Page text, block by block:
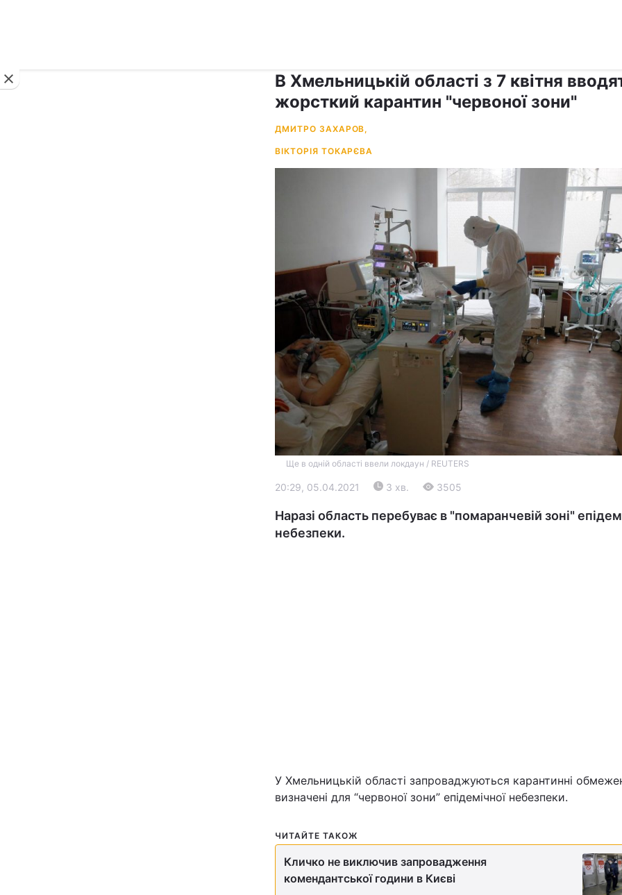
Війна
Світ
Лайт
Інциденти
В Хмельницькій області з 7 квітня
жорсткий карантин "червоної зони"
ДМИТРО ЗАХАРОВ,
ВІКТОРІЯ ТОКАРЄВА
Ще в одній області ввели локдаун / REUTERS
20:29, 05.04.2021 3 хв. 3505
Наразі область перебуває в "помаранчевій зоні"
небезпеки.
У Хмельницькій області запроваджуються карантинні
визначені для “червоної зони” епідемічної небезпеки.
ЧИТАЙТЕ ТАКОЖ
Кличко не виключив запровадження
комендантської години в Києві